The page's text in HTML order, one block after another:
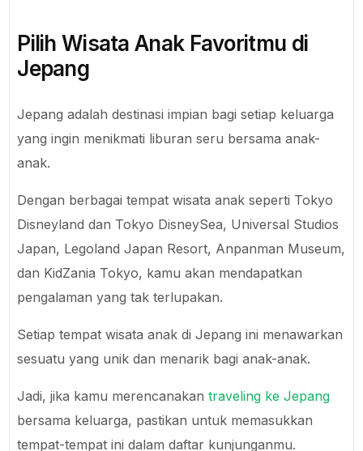
Pilih Wisata Anak Favoritmu di
Jepang
Jepang adalah destinasi impian bagi setiap keluarga
yang ingin menikmati liburan seru bersama anak-
anak.
Dengan berbagai tempat wisata anak seperti Tokyo
Disneyland dan Tokyo DisneySea, Universal Studios
Japan, Legoland Japan Resort, Anpanman Museum,
dan KidZania Tokyo, kamu akan mendapatkan
pengalaman yang tak terlupakan.
Setiap tempat wisata anak di Jepang ini menawarkan
sesuatu yang unik dan menarik bagi anak-anak.
Jadi, jika kamu merencanakantraveling ke Jepang
bersama keluarga, pastikan untuk memasukkan
tempat-tempat ini dalam daftar kunjunganmu.